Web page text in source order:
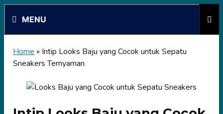
content
MENU
Home » Intip Looks Baju yang Cocok untuk Sepatu
Sneakers Ternyaman